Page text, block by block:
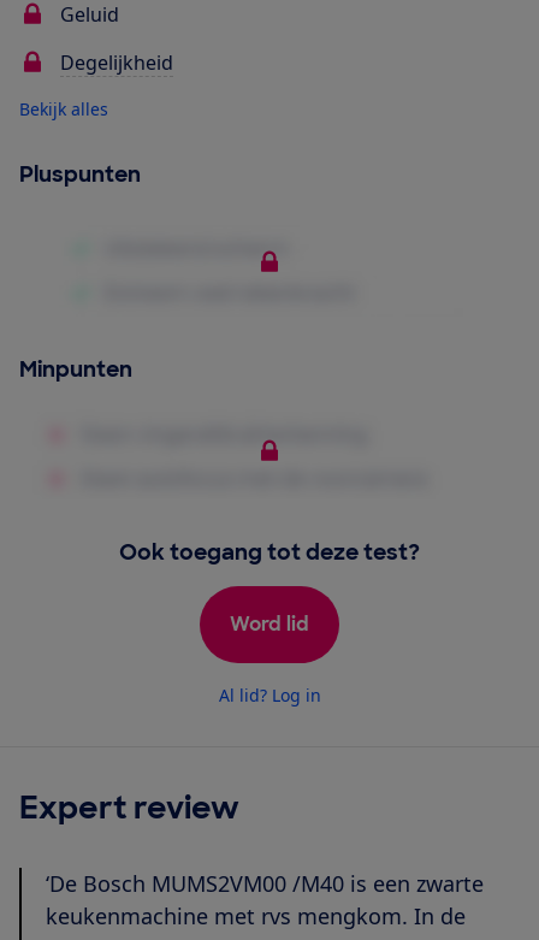
Geluid
Degelijkheid
Bekijk alles
Pluspunten
Minpunten
Ook toegang tot deze test?
Word lid
Al lid? Log in
Expert review
‘De Bosch MUMS2VM00 /M40 is een zwarte
keukenmachine met rvs mengkom. In de